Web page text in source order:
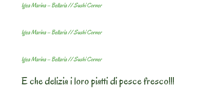
Igea Marina – Bellaria // Sushi Corner
Igea Marina – Bellaria // Sushi Corner
Igea Marina – Bellaria // Sushi Corner
E che delizia i loro piatti di pesce fresco!!!